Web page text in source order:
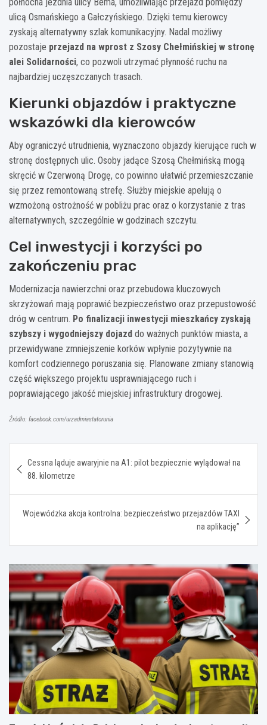
ulicą Osmańskiego a Gałczyńskiego. Dzięki temu kierowcy
zyskają alternatywny szlak komunikacyjny. Nadal możliwy
pozostaje przejazd na wprost z Szosy Chełmińskiej w stronę
alei Solidarności, co pozwoli utrzymać płynność ruchu na
najbardziej uczęszczanych trasach.
Kierunki objazdów i praktyczne
wskazówki dla kierowców
Aby ograniczyć utrudnienia, wyznaczono objazdy kierujące ruch w
stronę dostępnych ulic. Osoby jadące Szosą Chełmińską mogą
skręcić w Czerwoną Drogę, co powinno ułatwić przemieszczanie
się przez remontowaną strefę. Służby miejskie apelują o
wzmożoną ostrożność w pobliżu prac oraz o korzystanie z tras
alternatywnych, szczególnie w godzinach szczytu.
Cel inwestycji i korzyści po
zakończeniu prac
Modernizacja nawierzchni oraz przebudowa kluczowych
skrzyżowań mają poprawić bezpieczeństwo oraz przepustowość
dróg w centrum. Po finalizacji inwestycji mieszkańcy zyskają
szybszy i wygodniejszy dojazd do ważnych punktów miasta, a
przewidywane zmniejszenie korków wpłynie pozytywnie na
komfort codziennego poruszania się. Planowane zmiany stanowią
część większego projektu usprawniającego ruch i
poprawiającego jakość miejskiej infrastruktury drogowej.
Źródło: facebook.com/urzadmiastatorunia
wpisu
Cessna ląduje awaryjnie na A1: pilot bezpiecznie wylądował na
88. kilometrze
Wojewódzka akcja kontrolna: bezpieczeństwo przejazdów TAXI
na aplikację”